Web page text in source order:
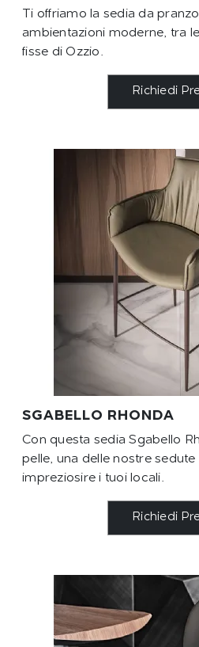
Ti offriamo la sedia da
ambientazioni moderne, tra
fisse di Ozzio.
Richiedi
SGABELLO RHONDA
Con questa sedia Sgabello
pelle, una delle nostre
impreziosire i tuoi locali.
Richiedi